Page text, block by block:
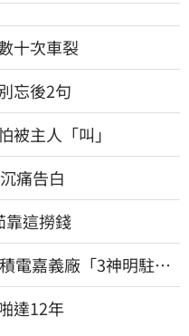
十次車裂
忘後2句
被主人「叫」
痛告白
這撈錢
電嘉義廠「3神明駐駕
達12年